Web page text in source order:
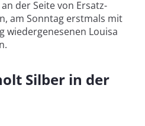
der Seite von Ersatz-
am Sonntag erstmals mit
wiedergenesenen Louisa
Silber in der